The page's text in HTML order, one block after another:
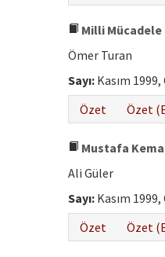
Milli Mücadele
Ömer Turan
Sayı: Kasım 1999,
Özet
Özet
Mustafa
Ali Güler
Sayı: Kasım 1999,
Özet
Özet